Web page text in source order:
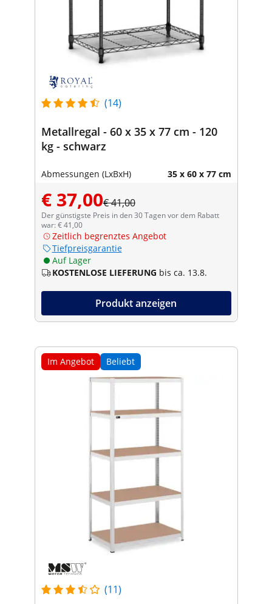
(14)
Metallregal - 60 x 35 x 77 cm - 120
kg - schwarz
Abmessungen (LxBxH) 35 x 60 x 77 cm
€ 37,00€ 41,00
Der günstigste Preis in den 30 Tagen vor dem Rabatt
war: € 41,00
Zeitlich begrenztes Angebot
Tiefpreisgarantie
Auf Lager
KOSTENLOSE LIEFERUNG bis ca. 13.8.
Produkt anzeigen
Im Angebot Beliebt
(11)